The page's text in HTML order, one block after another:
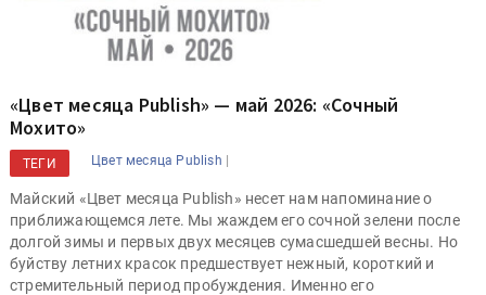
«Цвет месяца Publish» — май 2026: «Сочный
Мохито»
ТЕГИ Цвет месяца Publish |
Майский «Цвет месяца Publish» несет нам напоминание о
приближающемся лете. Мы жаждем его сочной зелени после
долгой зимы и первых двух месяцев сумасшедшей весны. Но
буйству летних красок предшествует нежный, короткий и
стремительный период пробуждения. Именно его